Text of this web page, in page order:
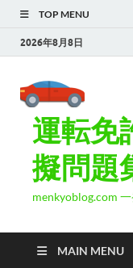
TOP MENU
2026年8月8日
運転免
擬問題
menkyoblog.com
MAIN MENU